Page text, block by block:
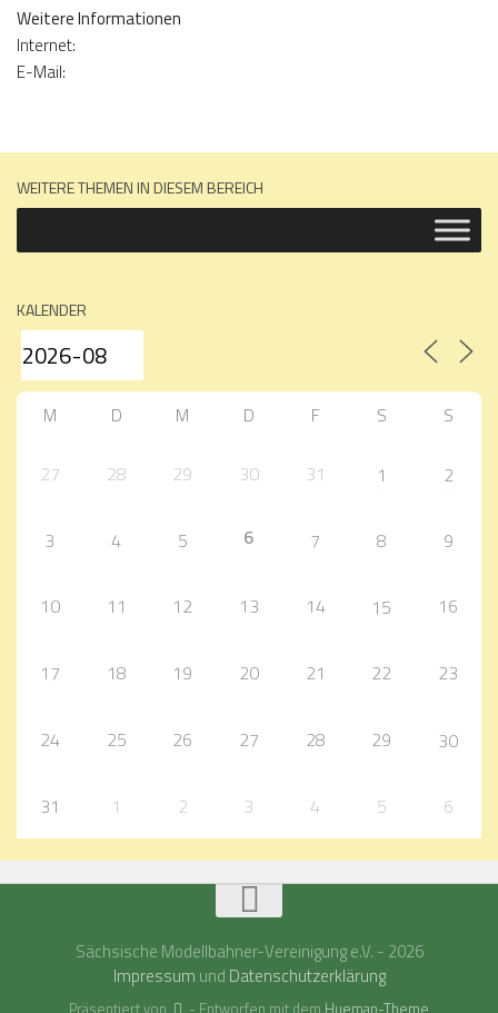
Weitere Informationen
Internet:
E-Mail:
WEITERE THEMEN IN DIESEM BEREICH
KALENDER
M D M D F S S
27 28 29 30 31 1 2
3 4 5 6 7 8 9
10 11 12 13 14 15 16
17 18 19 20 21 22 23
24 25 26 27 28 29 30
31 1 2 3 4 5 6
Sächsische Modellbahner-Vereinigung e.V. - 2026
Impressum und Datenschutzerklärung